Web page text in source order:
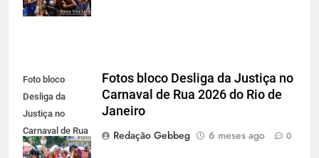
Foto bloco
Desliga da
Justiça no
Carnaval de Rua
2026 do Rio de
Fotos bloco Desliga da Justiça no
Carnaval de Rua 2026 do Rio de
Janeiro
Redação Gebbeg
6 meses ago 0